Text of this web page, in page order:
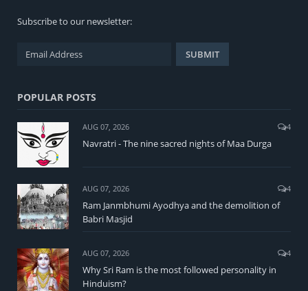
Subscribe to our newsletter:
POPULAR POSTS
AUG 07, 2026 4
Navratri - The nine sacred nights of Maa Durga
AUG 07, 2026 4
Ram Janmbhumi Ayodhya and the demolition of
Babri Masjid
AUG 07, 2026 4
Why Sri Ram is the most followed personality in
Hinduism?